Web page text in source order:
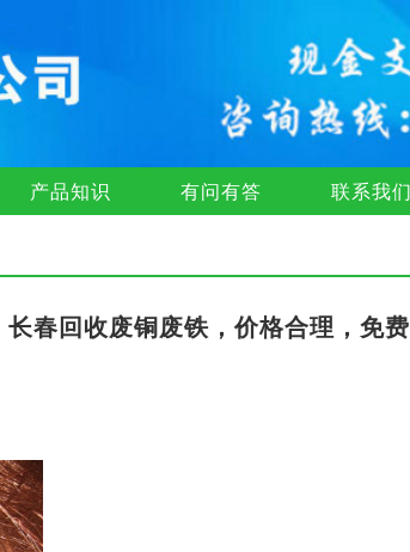
产品知识 有问有答 联系我们
长春回收废铜废铁，价格合理，免